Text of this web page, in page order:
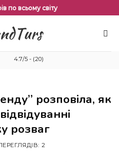
по всьому світу
4.7/5 - (20)
розваг
2